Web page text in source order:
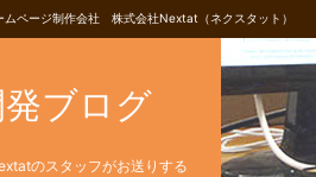
ムページ制作会社 株式会社Nextat（ネクスタット）
発ブログ
のスタッフがお送りする